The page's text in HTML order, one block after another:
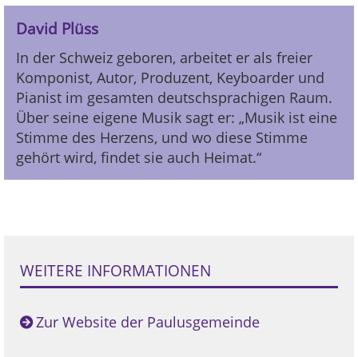
David Plüss
In der Schweiz geboren, arbeitet er als freier
Komponist, Autor, Produzent, Keyboarder und
Pianist im gesamten deutschsprachigen Raum.
Über seine eigene Musik sagt er: „Musik ist eine
Stimme des Herzens, und wo diese Stimme
gehört wird, findet sie auch Heimat.“
WEITERE INFORMATIONEN
Zur Website der Paulusgemeinde